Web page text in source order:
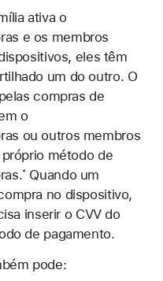
ativa o
e os membros
eles têm
um do outro. O
compras de
o
ou outros membros
método de
*Quando um
no dispositivo,
inserir o CVV do
de pagamento.
pode: